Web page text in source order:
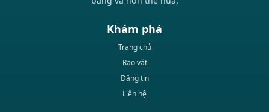
Khám phá
Trang chủ
Rao vặt
Đăng tin
Liên hệ